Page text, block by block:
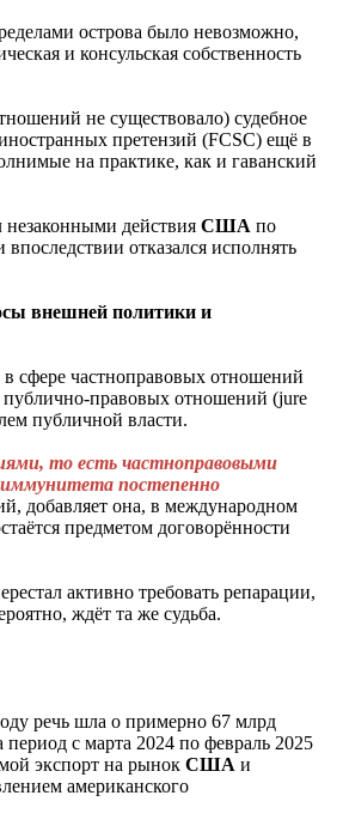
острова было невозможно,
и консульская собственность
не существовало) судебное
претензий (FCSC) ещё в
на практике, как и гаванский
незаконными действия США по
отказался исполнять
внешней политики и
сфере частноправовых отношений
публично-правовых отношений (jure
публичной власти.
то есть частноправовыми
иммунитета постепенно
добавляет она, в международном
предметом договорённости
активно требовать репарации,
ждёт та же судьба.
речь шла о примерно 67 млрд
с марта 2024 по февраль 2025
экспорт на рынок США и
американского